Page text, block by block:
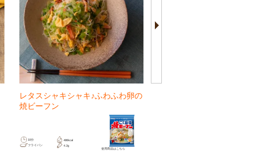
レタスシャキシャキ♪ふわふわ卵の
焼ビーフン
10分
486kcal
フライパン
4.2g
使用商品は こちら